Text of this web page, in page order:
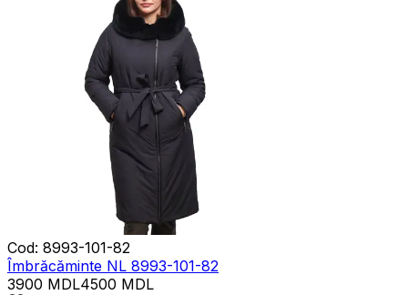
Cod: 8993-101-82
Îmbrăcăminte NL 8993-101-82
3900 MDL4500 MDL